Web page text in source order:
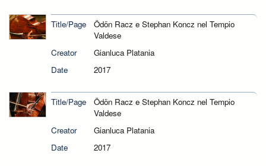
Title/Page
Ödön Racz e Stephan Koncz nel Tempio
Valdese
Creator
Gianluca Platania
Date
2017
Title/Page
Ödön Racz e Stephan Koncz nel Tempio
Valdese
Creator
Gianluca Platania
Date
2017